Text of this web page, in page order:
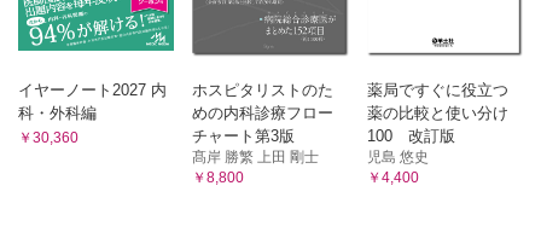
イヤーノート2027 内
科・外科編
￥30,360
ホスピタリストのた
めの内科診療フロー
チャート第3版
髙岸 勝繁 上田 剛士
￥8,800
薬局ですぐに役立つ
薬の比較と使い分け
100 改訂版
児島 悠史
￥4,400